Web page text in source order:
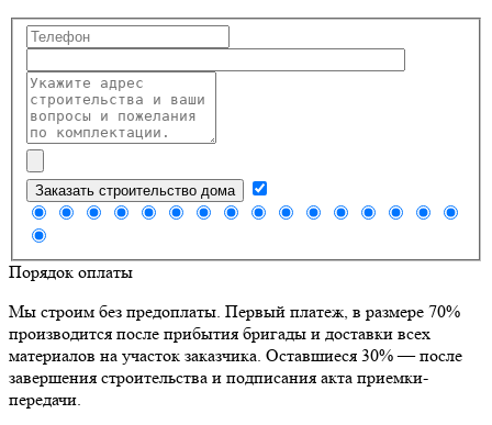
Заказать строительство дома
Порядок оплаты
Мы строим без предоплаты. Первый платеж, в размере 70%
производится после прибытия бригады и доставки всех
материалов на участок заказчика. Оставшиеся 30% — после
завершения строительства и подписания акта приемки-
передачи.